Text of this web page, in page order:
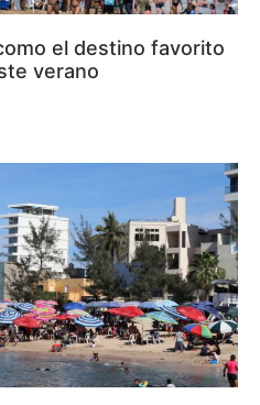
el destino favorito
verano